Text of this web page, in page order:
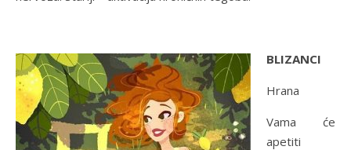
BLIZANCI
Hrana
Vama će
apetiti